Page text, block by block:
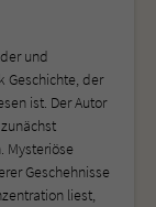
und
Geschichte, der
ist. Der Autor
Mysteriöse
Geschehnisse
liest,